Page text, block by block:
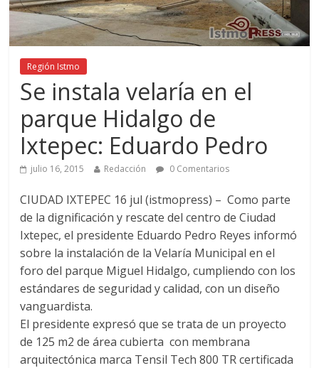
Región Istmo
Se instala velaría en el
parque Hidalgo de
Ixtepec: Eduardo Pedro
julio 16, 2015 Redacción 0 Comentarios
CIUDAD IXTEPEC 16 jul (istmopress) – Como parte
de la dignificación y rescate del centro de Ciudad
Ixtepec, el presidente Eduardo Pedro Reyes informó
sobre la instalación de la Velaría Municipal en el
foro del parque Miguel Hidalgo, cumpliendo con los
estándares de seguridad y calidad, con un diseño
vanguardista.
El presidente expresó que se trata de un proyecto
de 125 m2 de área cubierta con membrana
arquitectónica marca Tensil Tech 800 TR certificada